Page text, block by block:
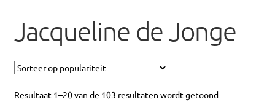
Blog
Workshops
Gratis Patronen
Jacqueline de Jonge
Resultaat 1–20 van de 103 resultaten wordt getoond